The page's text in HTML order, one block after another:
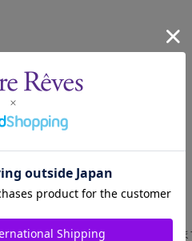
かのサイズになります。
サイズに統一しております。
ズに縮小することは、いたしかね